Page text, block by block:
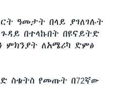
ዓመታት በላይ ያገለገሉት
በተላኩበት በዩናይትድ
ምክንያት ለአሜሪካ ድምፅ
ስቴትስ የመጡት በ72ኛው